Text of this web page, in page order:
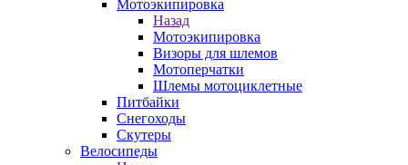
Мотоэкипировка
Назад
Мотоэкипировка
Визоры для шлемов
Мотоперчатки
Шлемы мотоциклетные
Питбайки
Снегоходы
Скутеры
Велосипеды